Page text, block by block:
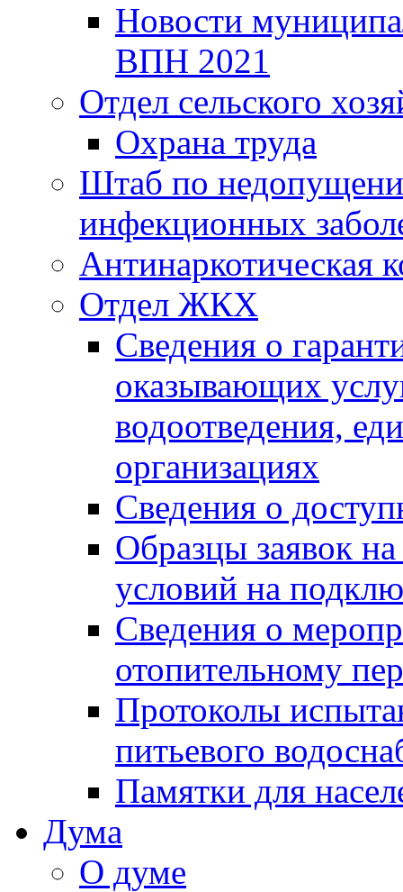
Новости
ВПН 2021
Отдел сельского
Охрана труда
Штаб по
инфекционных
Антинаркотическая
Отдел ЖКХ
Сведения о
оказывающих
водоотведения,
организациях
Сведения о
Образцы заявок
условий на
Сведения о
отопительному
Протоколы
питьевого
Памятки для
Дума
О думе